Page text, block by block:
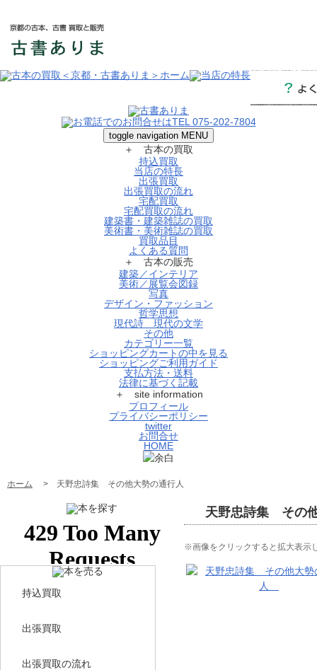
toggle navigation MENU
＋ 古本の買取
持込買取
当店の特長
出張買取
出張買取の流れ
宅配買取
宅配買取の流れ
建築書・建築雑誌の買取
美術書・美術雑誌の買取
買取品目
よくある質問
＋ 古本の販売
建築／インテリア
美術／展覧会図録
写真
デザイン・ファッション
哲学思想
現代詩 現代の文学
その他
カテゴリー一覧
ショッピングカートの中を見る
ショッピングご利用ガイド
支払方法・送料
法律に基づく記載
＋ site information
プロフィール
プライバシーポリシー
twitter
お問合せ
HOME
ホーム > 天野忠詩集 その他大勢の通行人
天野忠詩集 その
※画像をクリックすると拡大表示
持込買取
出張買取
出張買取の流れ